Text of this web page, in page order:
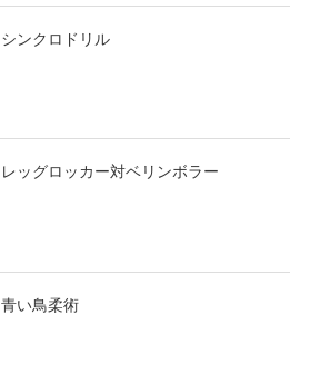
シンクロドリル
レッグロッカー対ベリンボラー
青い鳥柔術